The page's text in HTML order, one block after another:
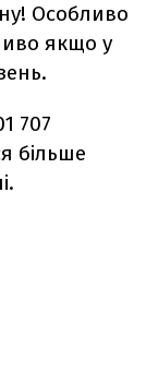
Особливо
якщо у
707
більше